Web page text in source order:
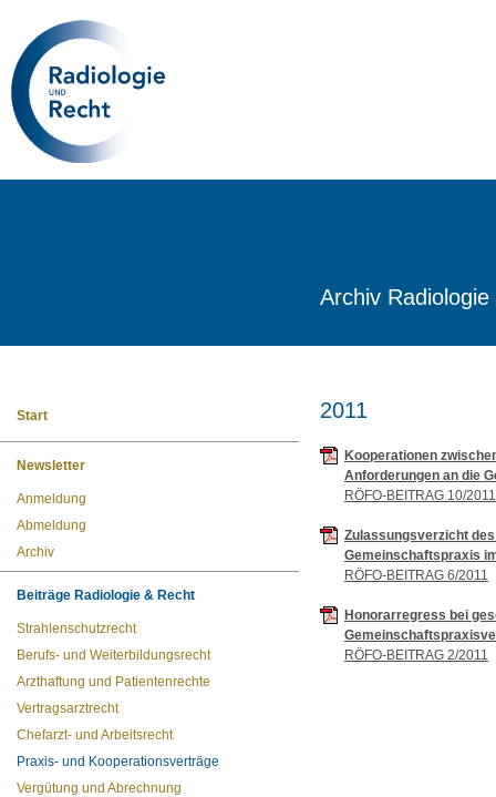
Start
Newsletter
Anmeldung
Abmeldung
Archiv
Beiträge Radiologie & Recht
Strahlenschutzrecht
Berufs- und Weiterbildungsrecht
Arzthaftung und Patientenrechte
Vertragsarztrecht
Chefarzt- und Arbeitsrecht
Praxis- und Kooperationsverträge
Vergütung und Abrechnung
Archiv
2011
Kooperationen
Anforderungen an die
RÖFO-BEITRAG 10/2011
Zulassungsverzicht
Gemeinschaftspraxis
RÖFO-BEITRAG 6/2011
Honorarregress bei
RÖFO-BEITRAG 2/2011